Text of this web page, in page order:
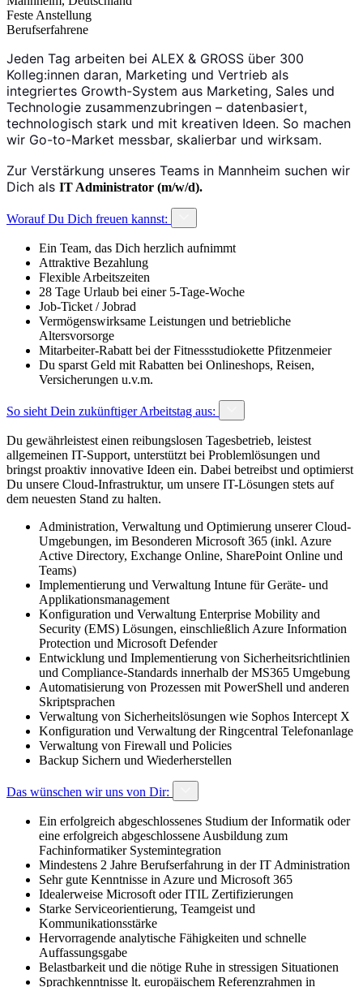
Feste Anstellung
Berufserfahrene
Jeden Tag arbeiten bei ALEX & GROSS über 300
Kolleg:innen daran, Marketing und Vertrieb als
integriertes Growth-System aus Marketing, Sales und
Technologie zusammenzubringen – datenbasiert,
technologisch stark und mit kreativen Ideen. So machen
wir Go-to-Market messbar, skalierbar und wirksam.
Zur Verstärkung unseres Teams in Mannheim suchen wir
Dich als IT Administrator (m/w/d).
Worauf Du Dich freuen kannst:
Ein Team, das Dich herzlich aufnimmt
Attraktive Bezahlung
Flexible Arbeitszeiten
28 Tage Urlaub bei einer 5-Tage-Woche
Job-Ticket / Jobrad
Vermögenswirksame Leistungen und betriebliche
Altersvorsorge
Mitarbeiter-Rabatt bei der Fitnessstudiokette Pfitzenmeier
Du sparst Geld mit Rabatten bei Onlineshops, Reisen,
Versicherungen u.v.m.
So sieht Dein zukünftiger Arbeitstag aus:
Du gewährleistest einen reibungslosen Tagesbetrieb, leistest
allgemeinen IT-Support, unterstützt bei Problemlösungen und
bringst proaktiv innovative Ideen ein. Dabei betreibst und optimierst
Du unsere Cloud-Infrastruktur, um unsere IT-Lösungen stets auf
dem neuesten Stand zu halten.
Administration, Verwaltung und Optimierung unserer Cloud-
Umgebungen, im Besonderen Microsoft 365 (inkl. Azure
Active Directory, Exchange Online, SharePoint Online und
Teams)
Implementierung und Verwaltung Intune für Geräte- und
Applikationsmanagement
Konfiguration und Verwaltung Enterprise Mobility and
Security (EMS) Lösungen, einschließlich Azure Information
Protection und Microsoft Defender
Entwicklung und Implementierung von Sicherheitsrichtlinien
und Compliance-Standards innerhalb der MS365 Umgebung
Automatisierung von Prozessen mit PowerShell und anderen
Skriptsprachen
Verwaltung von Sicherheitslösungen wie Sophos Intercept X
Konfiguration und Verwaltung der Ringcentral Telefonanlage
Verwaltung von Firewall und Policies
Backup Sichern und Wiederherstellen
Das wünschen wir uns von Dir:
Ein erfolgreich abgeschlossenes Studium der Informatik oder
eine erfolgreich abgeschlossene Ausbildung zum
Fachinformatiker Systemintegration
Mindestens 2 Jahre Berufserfahrung in der IT Administration
Sehr gute Kenntnisse in Azure und Microsoft 365
Idealerweise Microsoft oder ITIL Zertifizierungen
Starke Serviceorientierung, Teamgeist und
Kommunikationsstärke
Hervorragende analytische Fähigkeiten und schnelle
Auffassungsgabe
Belastbarkeit und die nötige Ruhe in stressigen Situationen
Sprachkenntnisse lt. europäischem Referenzrahmen in